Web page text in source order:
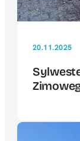
20.11.2025